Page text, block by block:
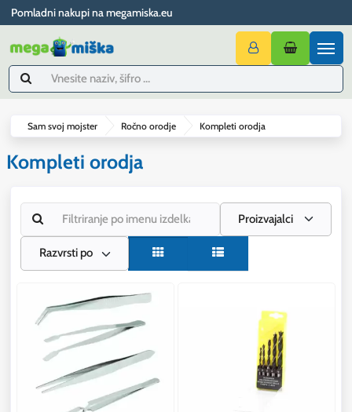
Pomladni nakupi na megamiska.eu
Sam svoj mojster Ročno orodje Kompleti orodja
Kompleti orodja
Proizvajalci
Razvrsti po